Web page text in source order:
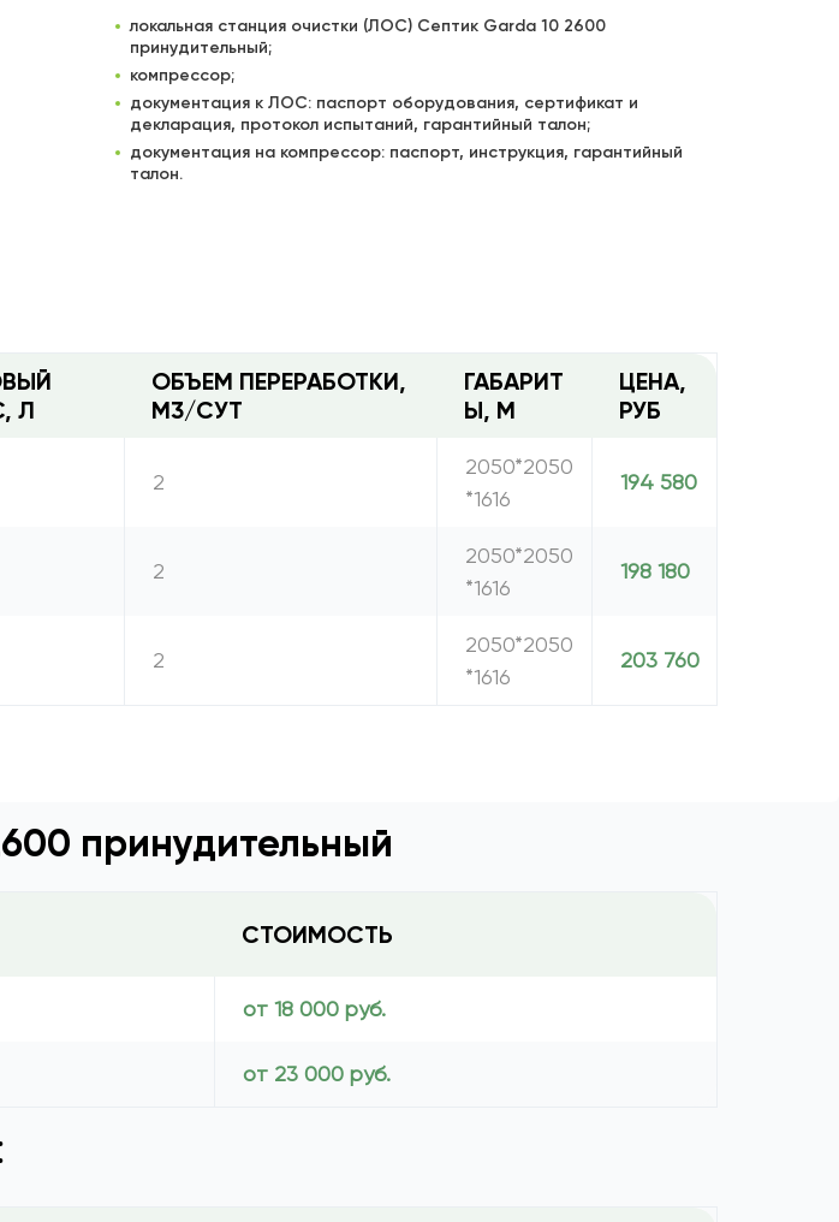
локальная станция очистки (ЛОС) Септик Garda 10 2600
принудительный;
компрессор;
документация к ЛОС: паспорт оборудования, сертификат и
декларация, протокол испытаний, гарантийный талон;
документация на компрессор: паспорт, инструкция, гарантийный
талон.
Л
ОБЪЕМ ПЕРЕРАБОТКИ,
М3/СУТ
ГАБАРИТ
Ы, М
ЦЕНА,
РУБ
2
2050*2050
*1616
194 580
2
2050*2050
*1616
198 180
2
2050*2050
*1616
203 760
принудительный
СТОИМОСТЬ
от 18 000 руб.
от 23 000 руб.